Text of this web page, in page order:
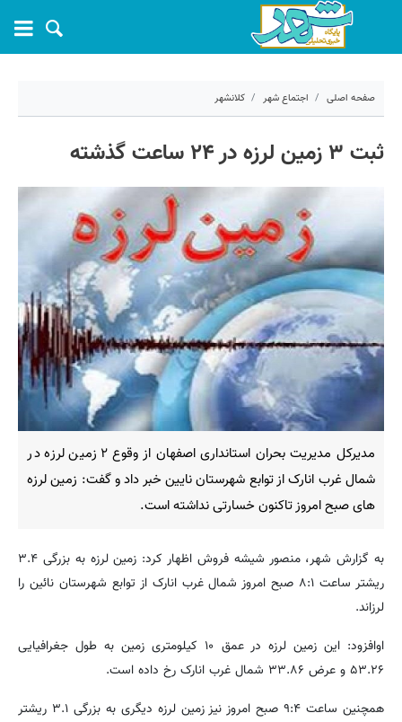
صفحه اصلی اجتماع شهر کلانشهر
1402 ثبت ۳ زمین لرزه در ۲۴ ساعت گذشته
مدیرکل مدیریت بحران استانداری اصفهان از وقوع ۲ زمین لرزه در
شمال غرب انارک از توابع شهرستان نایین خبر داد و گفت: زمین لرزه
های صبح امروز تاکنون خسارتی نداشته است.
به گزارش شهر، منصور شیشه فروش اظهار کرد: زمین لرزه به بزرگی ۳.۴
ریشتر ساعت ۸:۱ صبح امروز شمال غرب انارک از توابع شهرستان نائین را
لرزاند.
اوافزود: این زمین لرزه در عمق ۱۰ کیلومتری زمین به طول جغرافیایی
۵۳.۲۶ و عرض ۳۳.۸۶ شمال غرب انارک رخ داده است.
همچنین ساعت ۹:۴ صبح امروز نیز زمین لرزه دیگری به بزرگی ۳.۱ ریشتر